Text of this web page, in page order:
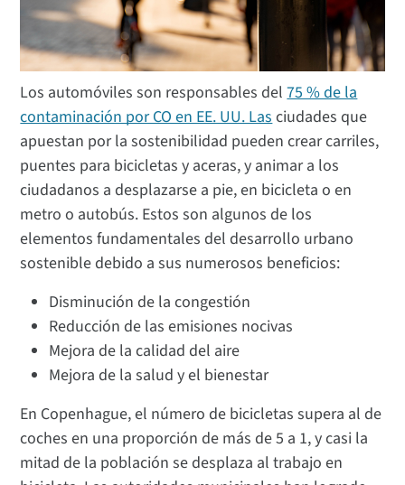
Los automóviles son responsables del75 % de la
contaminación por CO en EE. UU. Lasciudades que
apuestan por la sostenibilidad pueden crear carriles,
puentes para bicicletas y aceras, y animar a los
ciudadanos a desplazarse a pie, en bicicleta o en
metro o autobús. Estos son algunos de los
elementos fundamentales del desarrollo urbano
sostenible debido a sus numerosos beneficios:
Disminución de la congestión
Reducción de las emisiones nocivas
Mejora de la calidad del aire
Mejora de la salud y el bienestar
En Copenhague, el número de bicicletas supera al de
coches en una proporción de más de 5 a 1, y casi la
mitad de la población se desplaza al trabajo en